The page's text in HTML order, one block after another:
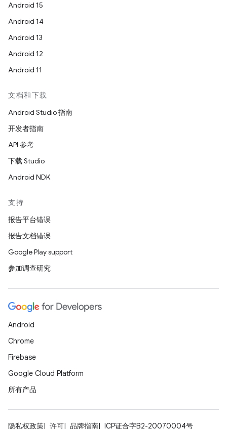
Android 15
Android 14
Android 13
Android 12
Android 11
文档和下载
Android Studio 指南
开发者指南
API 参考
下载 Studio
Android NDK
支持
报告平台错误
报告文档错误
Google Play support
参加调查研究
Android
Chrome
Firebase
Google Cloud Platform
所有产品
隐私权政策 许可 品牌指南 ICP证合字B2-20070004号